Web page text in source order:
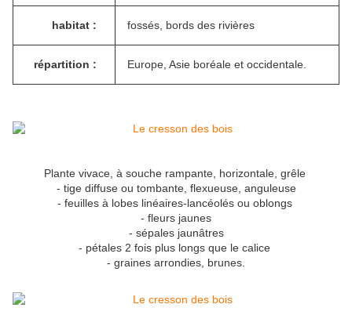
habitat : fossés, bords des rivières
répartition : Europe, Asie boréale et occidentale.
Plante vivace, à souche rampante, horizontale, grêle
- tige diffuseou tombante, flexueuse, anguleuse
- feuillesà lobes linéaires-lancéolésou oblongs
- fleurs jaunes
- sépalesjaunâtres
- pétales 2 fois plus longs que le calice
- graines arrondies, brunes.